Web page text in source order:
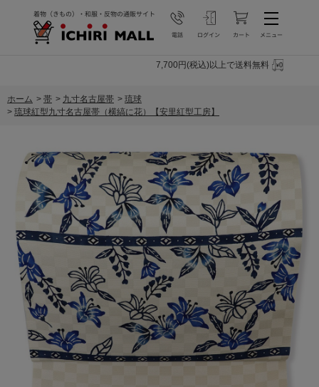
7,700円(税込)以上で送料無料
ホーム > 帯 > 九寸名古屋帯 > 琉球
> 琉球紅型九寸名古屋帯（横縞に花）【安里紅型工房】